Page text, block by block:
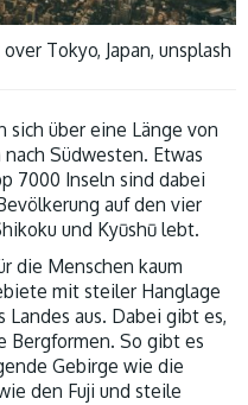
Tokyo, Japan, unsplash
sich über eine Länge von
Südwesten. Etwas
7000 Inseln sind dabei
auf den vier
und Kyūshū lebt.
die Menschen kaum
mit steiler Hanglage
aus. Dabei gibt es,
Bergformen. So gibt es
Gebirge wie die
den Fuji und steile